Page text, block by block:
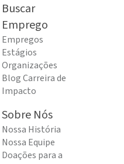
Buscar
Emprego
Empregos
Estágios
Organizações
Blog Carreira de
Impacto
Sobre Nós
Nossa História
Nossa Equipe
Doações para a